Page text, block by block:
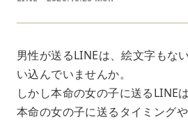
男性が送るLINEは、絵文字もな
い込んでいませんか。
しかし本命の女の子に送るLINE
本命の女の子に送るタイミング